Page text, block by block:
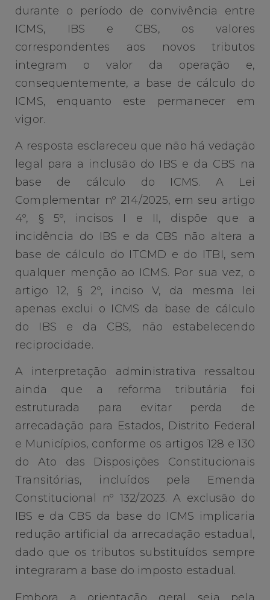
durante o período de convivência entre
ICMS, IBS e CBS, os valores
correspondentes aos novos tributos
integram o valor da operação e,
consequentemente, a base de cálculo do
ICMS, enquanto este permanecer em
vigor.
A resposta esclareceu que não há vedação
legal para a inclusão do IBS e da CBS na
base de cálculo do ICMS. A Lei
Complementar nº 214/2025, em seu artigo
4º, § 5º, incisos I e II, dispõe que a
incidência do IBS e da CBS não altera a
base de cálculo do ITCMD e do ITBI, sem
qualquer menção ao ICMS. Por sua vez, o
artigo 12, § 2º, inciso V, da mesma lei
apenas exclui o ICMS da base de cálculo
do IBS e da CBS, não estabelecendo
reciprocidade.
A interpretação administrativa ressaltou
ainda que a reforma tributária foi
estruturada para evitar perda de
arrecadação para Estados, Distrito Federal
e Municípios, conforme os artigos 128 e 130
do Ato das Disposições Constitucionais
Transitórias, incluídos pela Emenda
Constitucional nº 132/2023. A exclusão do
IBS e da CBS da base do ICMS implicaria
redução artificial da arrecadação estadual,
dado que os tributos substituídos sempre
integraram a base do imposto estadual.